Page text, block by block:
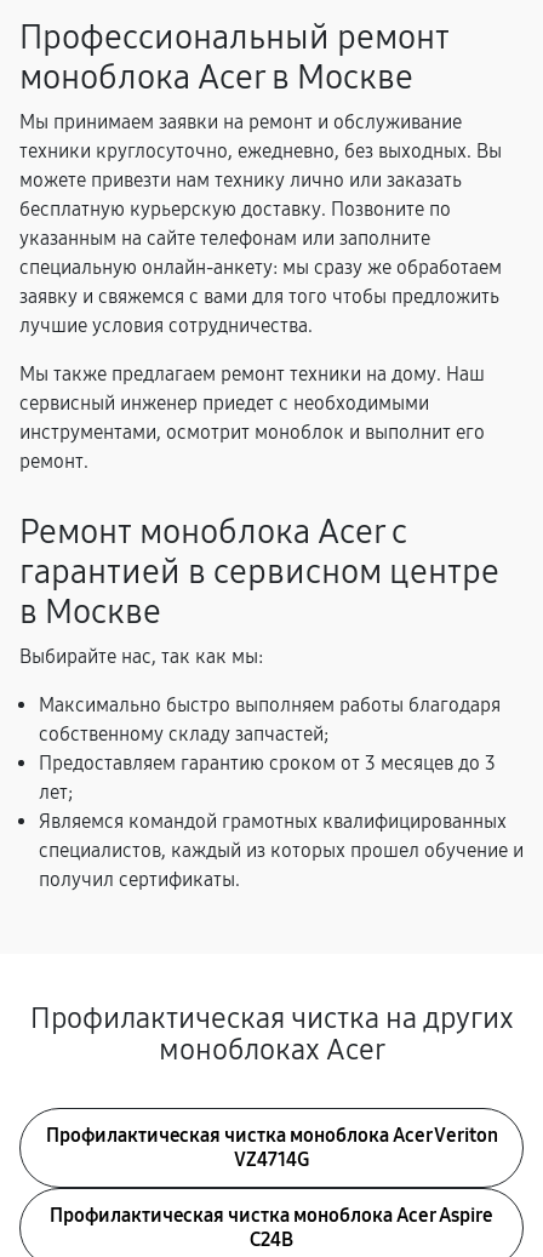
Профессиональный ремонт
моноблока Acer в Москве
Мы принимаем заявки на ремонт и обслуживание
техники круглосуточно, ежедневно, без выходных. Вы
можете привезти нам технику лично или заказать
бесплатную курьерскую доставку. Позвоните по
указанным на сайте телефонам или заполните
специальную онлайн-анкету: мы сразу же обработаем
заявку и свяжемся с вами для того чтобы предложить
лучшие условия сотрудничества.
Мы также предлагаем ремонт техники на дому. Наш
сервисный инженер приедет с необходимыми
инструментами, осмотрит моноблок и выполнит его
ремонт.
Ремонт моноблока Acer с
гарантией в сервисном центре
в Москве
Выбирайте нас, так как мы:
Максимально быстро выполняем работы благодаря
собственному складу запчастей;
Предоставляем гарантию сроком от 3 месяцев до 3
лет;
Являемся командой грамотных квалифицированных
специалистов, каждый из которых прошел обучение и
получил сертификаты.
Профилактическая чистка на других
моноблоках Acer
Профилактическая чистка моноблока Acer Veriton
VZ4714G
Профилактическая чистка моноблока Acer Aspire
C24B